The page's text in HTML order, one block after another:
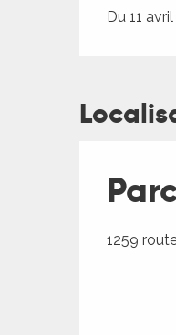
Du 11
1259